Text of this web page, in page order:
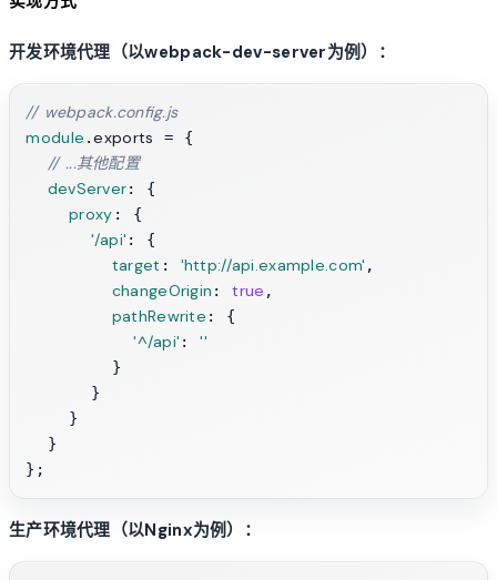
开发环境代理（以webpack-dev-server为例）：
// webpack.config.js
module .exports = {
// ...其他配置
devServer: {
proxy : {
'/api' : {
target : 'http://api.example.com' ,
changeOrigin : true ,
pathRewrite : {
'^/api' : ''
        }
      }
    }
  }
生产环境代理（以Nginx为例）：